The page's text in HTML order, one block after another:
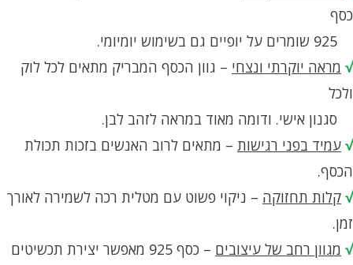
כסף
√ מראה יוקרתי ונצחי – גוון הכסף המבריק מתאים לכל לוק
ולכל
סגנון אישי. ודומה מאוד במראה לזהב לבן.
√ עמיד בפני רגישות – מתאים לרוב האנשים בזכות תכולת
הכסף.
√ קלות תחזוקה – ניקוי פשוט עם מטלית רכה לשמירה לאורך
זמן.
√ מגוון רחב של עיצובים – כסף 925 מאפשר יצירת תכשיטים